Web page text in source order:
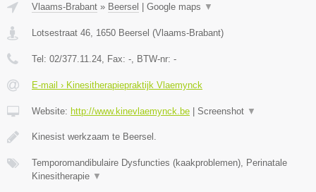
Vlaams-Brabant » Beersel | Google maps ▼
Lotsestraat 46 1650 Beersel (Vlaams-Brabant)
Tel: 02/377.11.24 , Fax: - , BTW-nr: -
E-mail › Kinesitherapiepraktijk Vlaemynck
Website: http://www.kinevlaemynck.be | Screenshot ▼
Kinesist werkzaam te Beersel.
Temporomandibulaire Dysfuncties (kaakproblemen), Perinatale
Kinesitherapie ▼